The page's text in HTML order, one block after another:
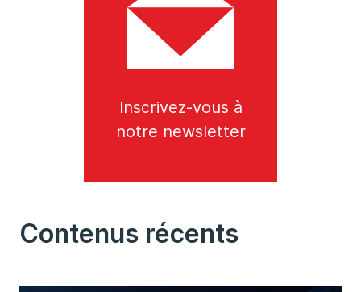
Inscrivez-vous à
notre newsletter
Contenus récents